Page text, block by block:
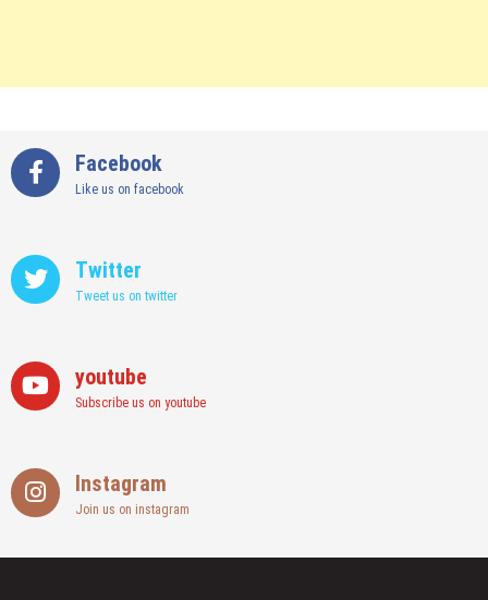
Facebook
Like us on facebook
Twitter
Tweet us on twitter
youtube
Subscribe us on youtube
Instagram
Join us on instagram